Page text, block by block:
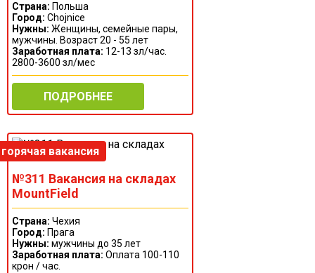
Страна: Польша
Город: Chojnice
Нужны: Женщины, семейные пары,
мужчины. Возраст 20 - 55 лет
Заработная плата: 12-13 зл/час.
2800-3600 зл/мес
ПОДРОБНЕЕ
№311 Вакансия на складах
MountField
Страна: Чехия
Город: Прага
Нужны: мужчины до 35 лет
Заработная плата: Оплата 100-110
крон / час.